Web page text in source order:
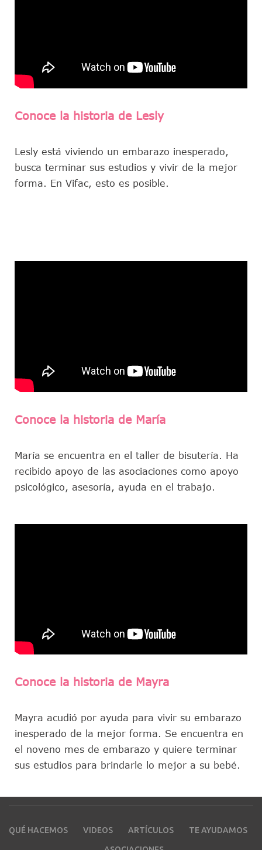
Conoce la historia de Lesly
Lesly está viviendo un embarazo inesperado,
busca terminar sus estudios y vivir de la mejor
forma. En Vifac, esto es posible.
Conoce la historia de María
María se encuentra en el taller de bisutería. Ha
recibido apoyo de las asociaciones como apoyo
psicológico, asesoría, ayuda en el trabajo.
Conoce la historia de Mayra
Mayra acudió por ayuda para vivir su embarazo
inesperado de la mejor forma. Se encuentra en
el noveno mes de embarazo y quiere terminar
sus estudios para brindarle lo mejor a su bebé.
QUÉ HACEMOS VIDEOS ARTÍCULOS TE AYUDAMOS